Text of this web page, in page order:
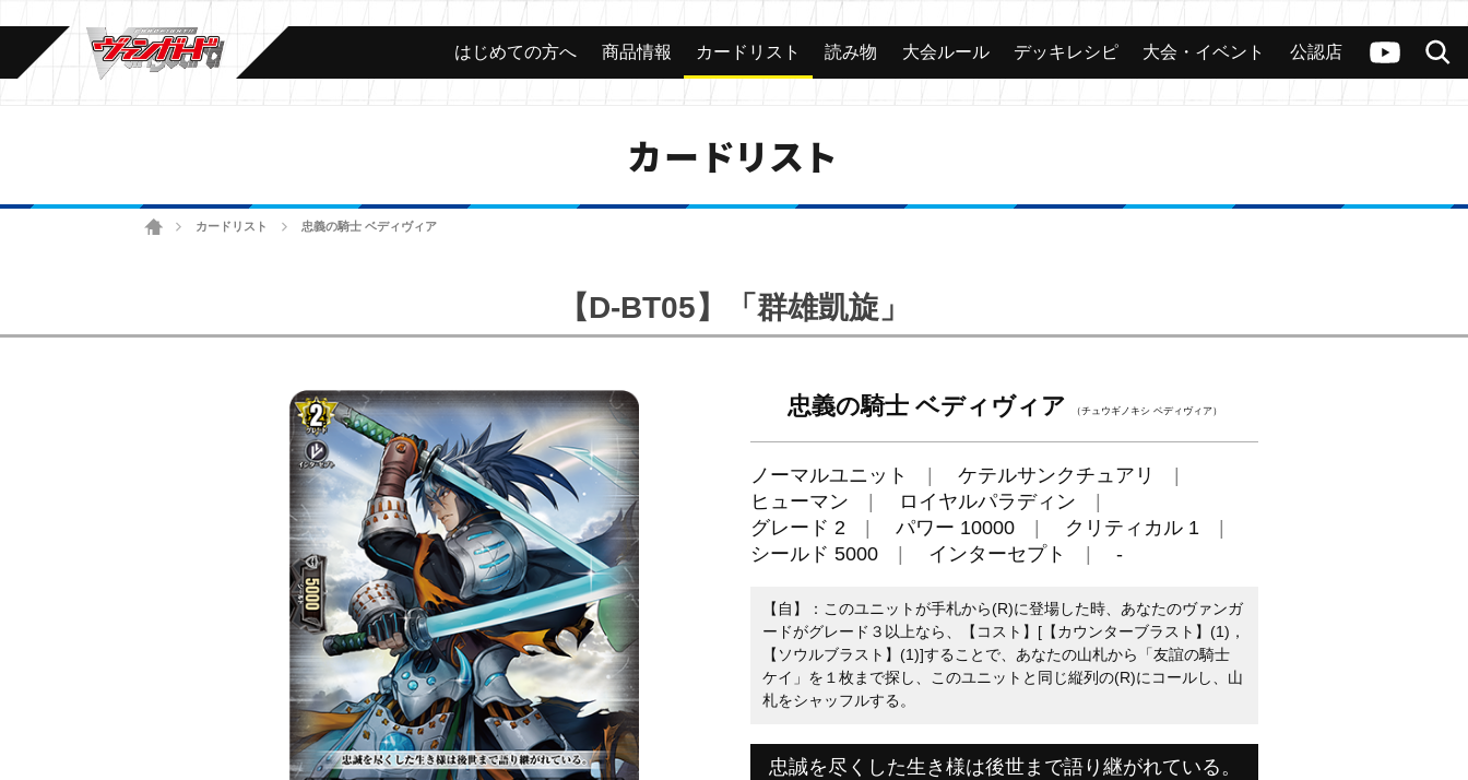
ヴァンガードch
検索
カード 大会 公認店舗 その他
はじめての方へ 商品情報 カードリスト 読み物 大会ルール デッキレシピ 大会・イベント 公認店
カードリスト
ホームカードリスト 忠義の騎士 ベディヴィア
【D-BT05】「群雄凱旋」
忠義の騎士 ベディヴィア （チュウギノキシ ベディヴィア）
ノーマルユニット
ケテルサンクチュアリ
ヒューマン
ロイヤルパラディン
グレード 2
パワー 10000
クリティカル 1
シールド 5000
インターセプト -
【自】：このユニットが手札から(R)に登場した時、あなたのヴァンガ
ードがグレード３以上なら、【コスト】[【カウンターブラスト】(1)，
【ソウルブラスト】(1)]することで、あなたの山札から「友誼の騎士
ケイ」を１枚まで探し、このユニットと同じ縦列の(R)にコールし、山
札をシャッフルする。
忠誠を尽くした生き様は後世まで語り継がれている。